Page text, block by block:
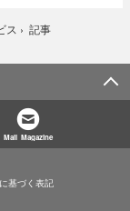
ス › 記事
Mail Magazine
基づく表記